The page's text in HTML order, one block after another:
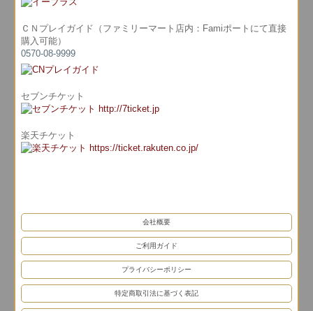
ＣＮプレイガイド（ファミリーマート店内：Famiポートにて直接
購入可能）
0570-08-9999
セブンチケット
楽天チケット
会社概要
ご利用ガイド
プライバシーポリシー
特定商取引法に基づく表記